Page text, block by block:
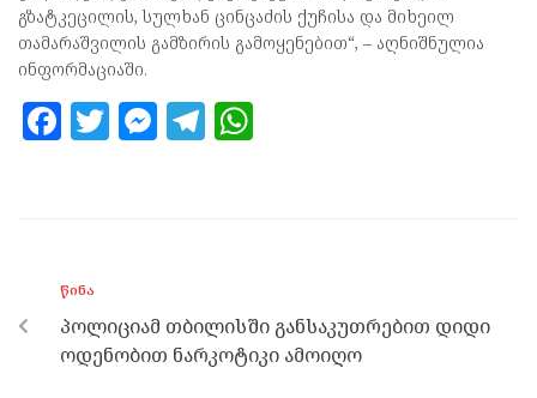
გზატკეცილის, სულხან ცინცაძის ქუჩისა და მიხეილ
თამარაშვილის გამზირის გამოყენებით“, – აღნიშნულია
ინფორმაციაში.
F
o
o
k
T M
er
T
m p
p
ᲬᲘᲜᲐ
პოლიციამ თბილისში განსაკუთრებით დიდი
ოდენობით ნარკოტიკი ამოიღო